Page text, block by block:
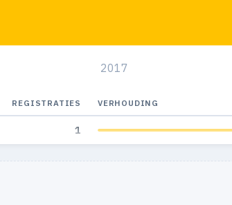
2017
REGISTRATIES VERHOUDING
1